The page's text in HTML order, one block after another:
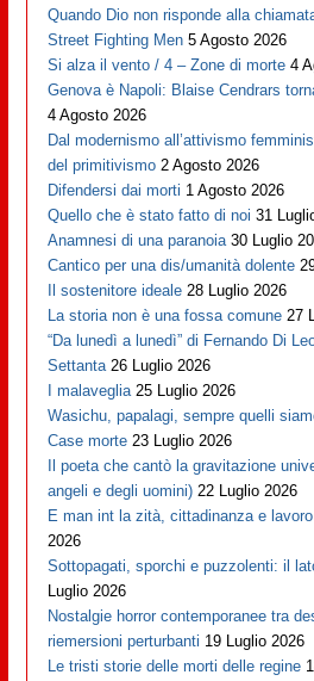
Quando Dio non risponde alla
Street Fighting Men 5 Agosto 2026
Si alza il vento / 4 – Zone di morte 4
Genova è Napoli: Blaise Cendrars
4 Agosto 2026
Dal modernismo all’attivismo
del primitivismo 2 Agosto 2026
Difendersi dai morti 1 Agosto 2026
Quello che è stato fatto di noi 31
Anamnesi di una paranoia 30 Luglio
Cantico per una dis/umanità dolente
Il sostenitore ideale 28 Luglio 2026
La storia non è una fossa comune 27
“Da lunedì a lunedì” di Fernando Di
Settanta 26 Luglio 2026
I malaveglia 25 Luglio 2026
Wasichu, papalagi, sempre quelli
Case morte 23 Luglio 2026
Il poeta che cantò la gravitazione
angeli e degli uomini) 22 Luglio 2026
E man int la zità, cittadinanza e
2026
Sottopagati, sporchi e puzzolenti: il
Luglio 2026
Nostalgie horror contemporanee tra
riemersioni perturbanti 19 Luglio 2026
Le tristi storie delle morti delle regine